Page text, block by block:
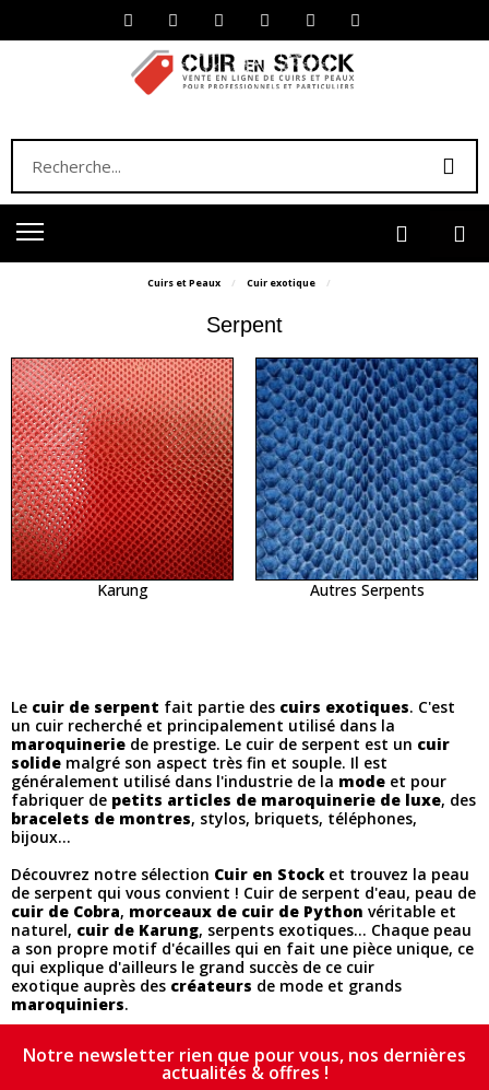
Cuirs et Peaux Cuir exotique
Serpent
Karung Autres Serpents
Le cuir de serpent fait partie des cuirs exotiques. C'est
un cuir recherché et principalement utilisé dans la
maroquinerie de prestige. Le cuir de serpent est un cuir
solide malgré son aspect très fin et souple. Il est
généralement utilisé dans l'industrie de la mode et pour
fabriquer de petits articles de maroquinerie de luxe, des
bracelets de montres, stylos, briquets, téléphones,
bijoux...
Découvrez notre sélection Cuir en Stocket trouvez la peau
de serpent qui vous convient ! Cuir de serpent d'eau, peau de
cuir de Cobra, morceaux de cuir de Python véritable et
naturel, cuir de Karung, serpents exotiques... Chaque peau
a son propre motif d'écailles qui en fait une pièce unique, ce
qui explique d'ailleurs le grand succès de ce cuir
exotique auprès des créateurs de mode et grands
maroquiniers.
Notre newsletter rien que pour vous, nos dernières
actualités & offres !